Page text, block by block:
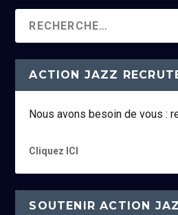
ACTION JAZZ
Nous avons besoin de vous :
Cliquez ICI
SOUTENIR ACTION